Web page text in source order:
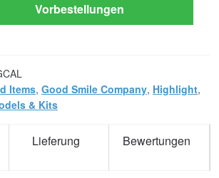
Vorbestellungen
Items, Good Smile Company, Highlight,
& Kits
Lieferung Bewertungen